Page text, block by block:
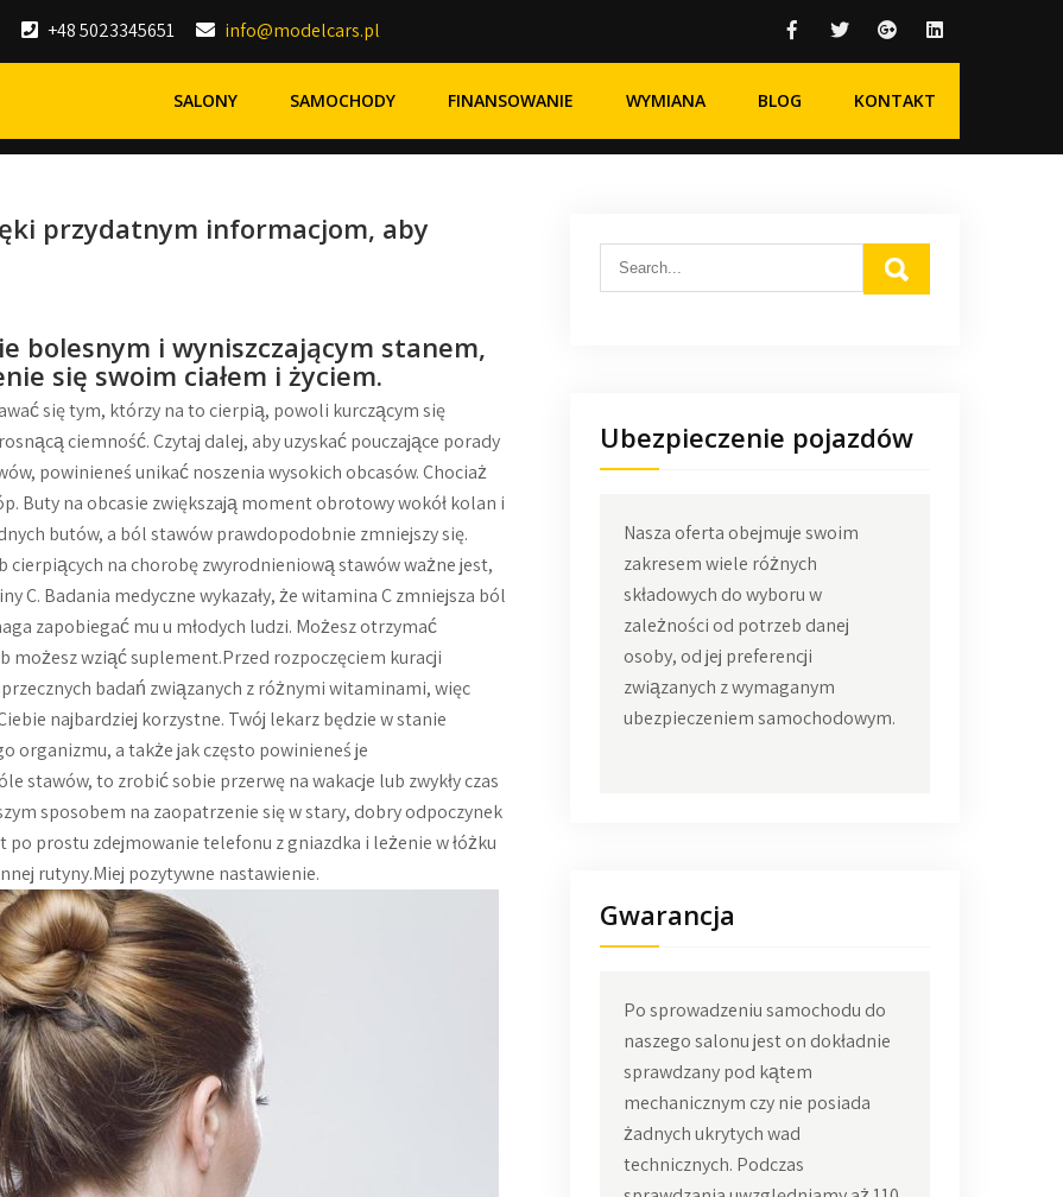
+48 5023345651 info@modelcars.pl
SALONY SAMOCHODY FINANSOWANIE WYMIANA BLOG KONTAKT
przydatnym informacjom, aby
bolesnym i wyniszczającym stanem,
się swoim ciałem i życiem.
się tym, którzy na to cierpią, powoli kurczącym się
ciemność. Czytaj dalej, aby uzyskać pouczające porady
powinieneś unikać noszenia wysokich obcasów. Chociaż
Buty na obcasie zwiększają moment obrotowy wokół kolan i
butów, a ból stawów prawdopodobnie zmniejszy się.
cierpiących na chorobę zwyrodnieniową stawów ważne jest,
C. Badania medyczne wykazały, że witamina C zmniejsza ból
zapobiegać mu u młodych ludzi. Możesz otrzymać
możesz wziąć suplement.Przed rozpoczęciem kuracji
badań związanych z różnymi witaminami, więc
najbardziej korzystne. Twój lekarz będzie w stanie
organizmu, a także jak często powinieneś je
stawów, to zrobić sobie przerwę na wakacje lub zwykły czas
sposobem na zaopatrzenie się w stary, dobry odpoczynek
po prostu zdejmowanie telefonu z gniazdka i leżenie w łóżku
rutyny.Miej pozytywne nastawienie.
Ubezpieczenie pojazdów
Nasza oferta obejmuje swoim
zakresem wiele różnych
składowych do wyboru w
zależności od potrzeb danej
osoby, od jej preferencji
związanych z wymaganym
ubezpieczeniem samochodowym.
Gwarancja
Po sprowadzeniu samochodu do
naszego salonu jest on dokładnie
sprawdzany pod kątem
mechanicznym czy nie posiada
żadnych ukrytych wad
technicznych. Podczas